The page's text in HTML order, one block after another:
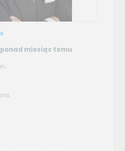
ponad miesiąc temu